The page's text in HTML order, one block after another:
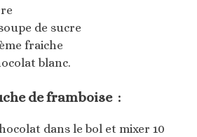
de sucre
fraiche
blanc.
de framboise :
dans le bol et mixer 10